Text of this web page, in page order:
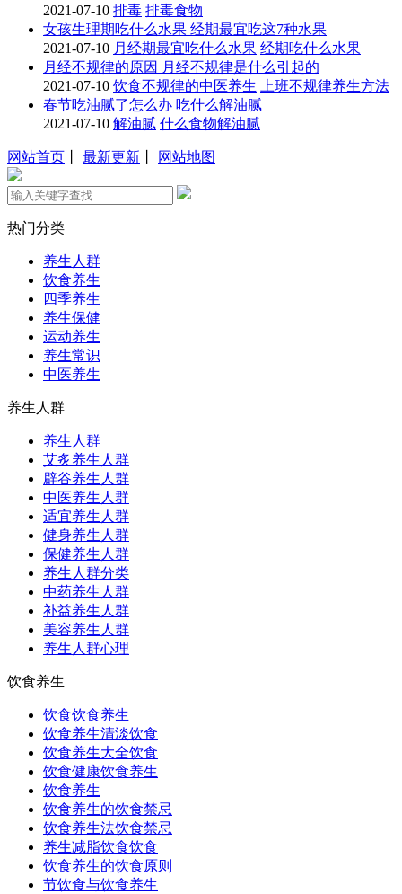
2021-07-10 排毒 排毒食物
女孩生理期吃什么水果 经期最宜吃这7种水果
2021-07-10 月经期最宜吃什么水果 经期吃什么水果
月经不规律的原因 月经不规律是什么引起的
2021-07-10 饮食不规律的中医养生
上班不规律养生方法
春节吃油腻了怎么办 吃什么解油腻
2021-07-10 解油腻 什么食物解油腻
网站首页 最新更新 网站地图
热门分类
养生人群
饮食养生
四季养生
养生保健
运动养生
养生常识
中医养生
养生人群
养生人群
艾炙养生人群
辟谷养生人群
中医养生人群
适宜养生人群
健身养生人群
保健养生人群
养生人群分类
中药养生人群
补益养生人群
美容养生人群
养生人群心理
饮食养生
饮食饮食养生
饮食养生清淡饮食
饮食养生大全饮食
饮食健康饮食养生
饮食养生
饮食养生的饮食禁忌
饮食养生法饮食禁忌
养生减脂饮食饮食
饮食养生的饮食原则
节饮食与饮食养生